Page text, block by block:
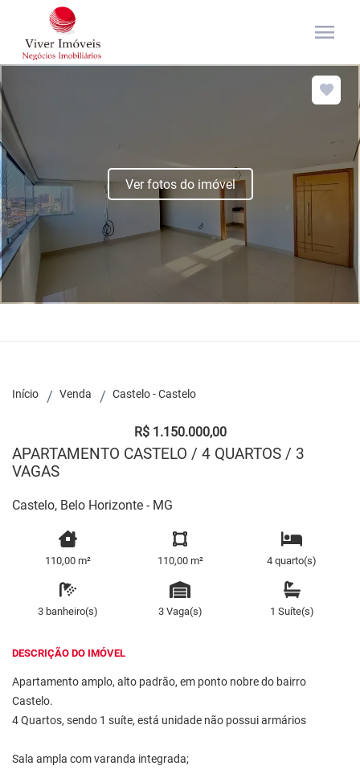
menu
Ver fotos do imóvel
Início Venda Castelo - Castelo
R$ 1.150.000,00
APARTAMENTO CASTELO / 4 QUARTOS / 3
VAGAS
Castelo, Belo Horizonte - MG
110,00 m² 110,00 m² 4 quarto(s)
3 banheiro(s) 3 Vaga(s) 1 Suíte(s)
DESCRIÇÃO DO IMÓVEL
Apartamento amplo, alto padrão, em ponto nobre do bairro
Castelo.
4 Quartos, sendo 1 suíte, está unidade não possui armários
Sala ampla com varanda integrada;